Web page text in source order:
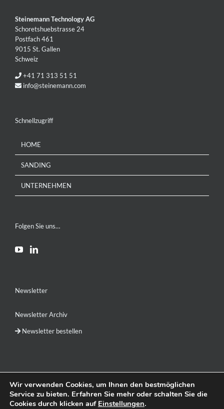
Steinemann Technology AG
Schoretshuebstrasse 24
Postfach 461
9015 St. Gallen
Schweiz
+41 71 313 51 51
info@steinemann.com
Schnellzugriff
HOME
SANDING
UNTERNEHMEN
Folgen Sie uns…
Newsletter
Newsletter Archiv
Newsletter bestellen
DE EN
Wir verwenden Cookies, um Ihnen den bestmöglichen
Service zu bieten. Erfahren Sie mehr oder schalten Sie die
Cookies durch klicken auf Einstellungen.